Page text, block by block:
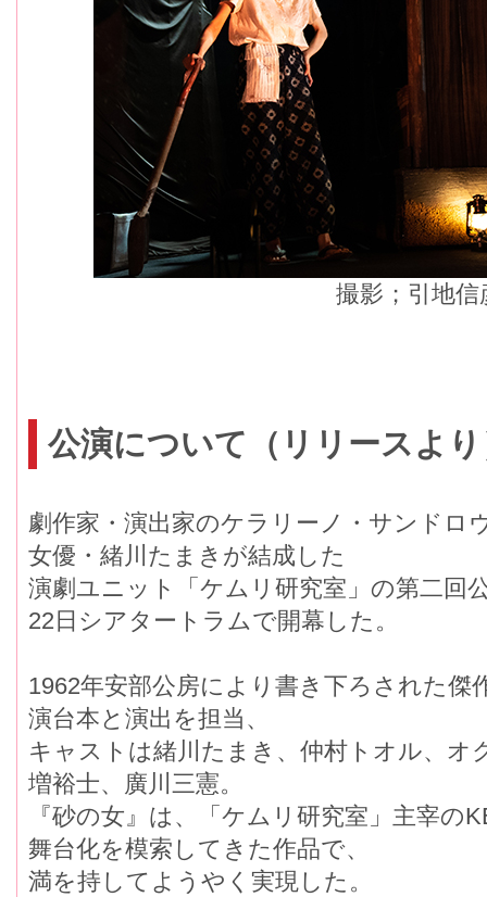
撮影；引地信
公演について（リリースよ
劇作家・演出家のケラリーノ・サンドロ
女優・緒川たまきが結成した
演劇ユニット「ケムリ研究室」の第二回
22日シアタートラムで開幕した。
1962年安部公房により書き下ろされた傑
演台本と演出を担当、
キャストは緒川たまき、仲村トオル、オ
増裕士、廣川三憲。
『砂の女』は、「ケムリ研究室」主宰の
舞台化を模索してきた作品で、
満を持してようやく実現した。